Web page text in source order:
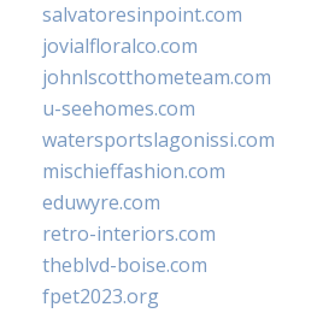
salvatoresinpoint.com
jovialfloralco.com
johnlscotthometeam.com
u-seehomes.com
watersportslagonissi.com
mischieffashion.com
eduwyre.com
retro-interiors.com
theblvd-boise.com
fpet2023.org